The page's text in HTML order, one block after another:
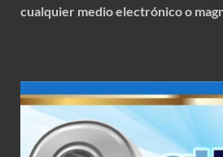
cualquier medio electrónico o